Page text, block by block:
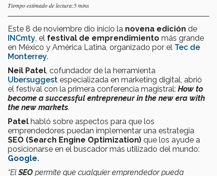
Tiempo estimado de lectura:5 mins
Este 8 de noviembre dio inicio la novena edición de
INCmty , el festival de emprendimiento más grande
en México y América Latina, organizado por el Tec de
Monterrey.
Neil Patel , cofundador de la herramienta
Ubersuggest especializada en marketing digital, abrió
el festival con la primera conferencia magistral: How to
become a successful entrepreneur in the new era with
the new markets.
Patel habló sobre aspectos para que los
emprendedores puedan implementar una estrategia
SEO (Search Engine Optimization) que los ayude a
posicionarse en el buscador más utilizado del mundo:
Google.
“ElSEO permite que cualquier emprendedor pueda